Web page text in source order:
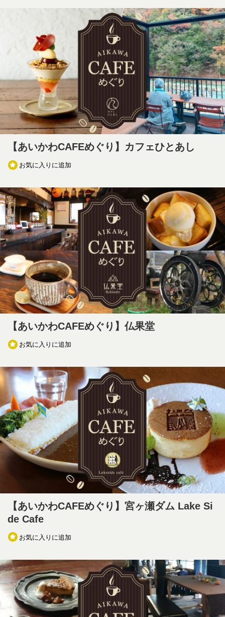
【あいかわCAFEめぐり】カフェひとあし
お気に入りに追加
【あいかわCAFEめぐり】仏果堂
お気に入りに追加
【あいかわCAFEめぐり】宮ヶ瀬ダム Lake Si
de Cafe
お気に入りに追加